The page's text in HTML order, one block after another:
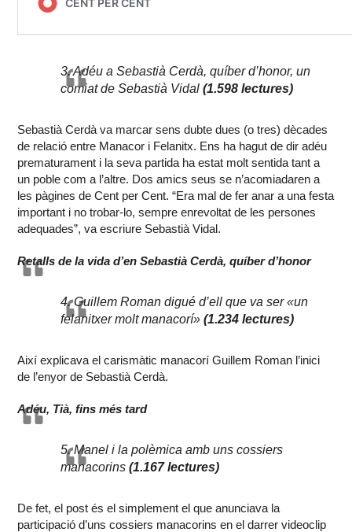
3. Adéu a Sebastià Cerdà, quíber d’honor, un
comiat de Sebastià Vidal(1.598 lectures)
Sebastià Cerdà va marcar sens dubte dues (o tres) dècades
de relació entre Manacor i Felanitx. Ens ha hagut de dir adéu
prematurament i la seva partida ha estat molt sentida tant a
un poble com a l’altre. Dos amics seus se n’acomiadaren a
les pàgines de Cent per Cent. “Era mal de fer anar a una festa
important i no trobar-lo, sempre enrevoltat de les persones
adequades”, va escriure Sebastià Vidal.
Retalls de la vida d’en Sebastià Cerdà, quíber d’honor
4. Guillem Roman digué d’ell que va ser «un
felanitxer molt manacorí»(1.234 lectures)
Així explicava el carismàtic manacorí Guillem Roman l’inici
de l’enyor de Sebastià Cerdà.
Adéu, Tià, fins més tard
5. Manel i la polèmica amb uns cossiers
manacorins(1.167 lectures)
De fet, el post és el simplement el que anunciava la
participació d’uns cossiers manacorins en el darrer videoclip